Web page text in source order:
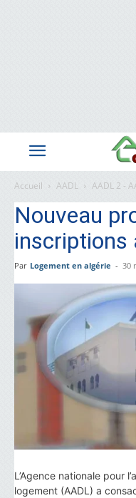
Accueil AADL AADL 2 -
Nouveau
inscriptions
Par Logement en algérie - 30
L’Agence nationale pour
logement (AADL) a